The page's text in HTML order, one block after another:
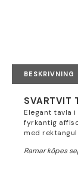
BESKRIVNING
SVARTVIT
Elegant tavla
fyrkantig
med